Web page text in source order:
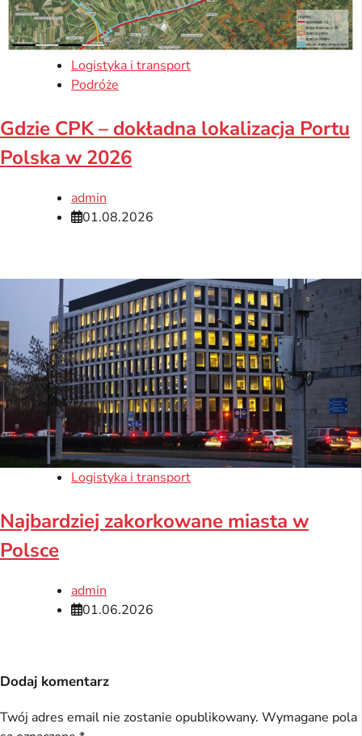
Logistyka i transport
Podróże
Gdzie CPK – dokładna lokalizacja Portu
Polska w 2026
admin
01.08.2026
Logistyka i transport
Najbardziej zakorkowane miasta w
Polsce
admin
01.06.2026
Dodaj komentarz
Twój adres email nie zostanie opublikowany. Wymagane pola